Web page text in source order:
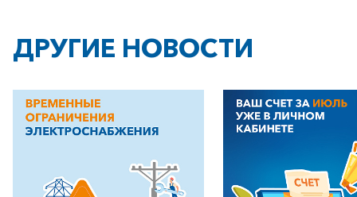
ДРУГИЕ НОВОСТИ